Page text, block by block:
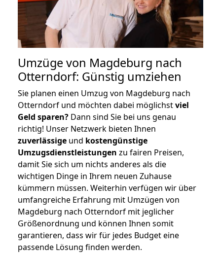
Umzüge von Magdeburg nach
Otterndorf: Günstig umziehen
Sie planen einen Umzug von Magdeburg nach
Otterndorf und möchten dabei möglichstviel
Geld sparen? Dann sind Sie bei uns genau
richtig! Unser Netzwerk bieten Ihnen
zuverlässige und kostengünstige
Umzugsdienstleistungen zu fairen Preisen,
damit Sie sich um nichts anderes als die
wichtigen Dinge in Ihrem neuen Zuhause
kümmern müssen. Weiterhin verfügen wir über
umfangreiche Erfahrung mit Umzügen von
Magdeburg nach Otterndorf mit jeglicher
Größenordnung und können Ihnen somit
garantieren, dass wir für jedes Budget eine
passende Lösung finden werden.